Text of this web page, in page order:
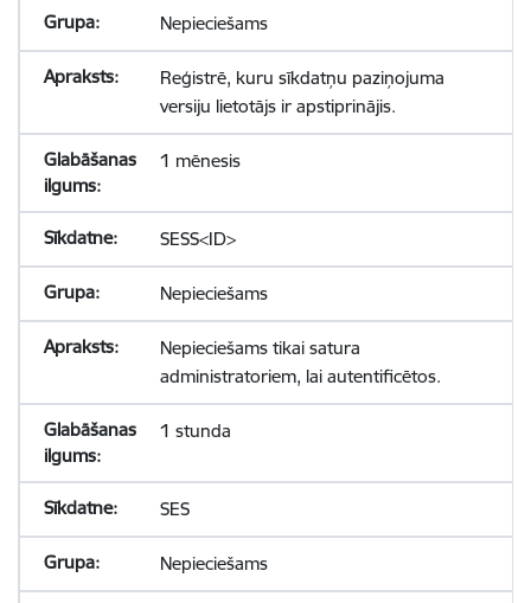
Nepieciešams
Reģistrē, kuru sīkdatņu paziņojuma
versiju lietotājs ir apstiprinājis.
1 mēnesis
SESS<ID>
Nepieciešams
Nepieciešams tikai satura
administratoriem, lai autentificētos.
1 stunda
SES
Nepieciešams